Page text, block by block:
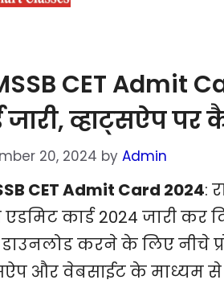
CET Admit
जारी, व्हाट्सऐप
20, 2024 by Admin
CET Admit Card 2024:
एडमिट कार्ड 2024 जारी कर
करने के लिए नीचे
और वेबसाईट के माध्यम